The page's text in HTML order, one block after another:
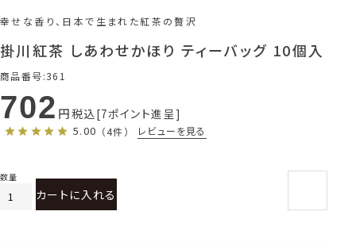
幸せな香り、日本で生まれた紅茶の贅沢
掛川紅茶 しあわせかほり ティーバッグ 10個入
商品番号 361
702 税込 7ポイント進呈
5.00 （4件） レビューを見る
カートに入れる